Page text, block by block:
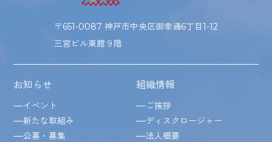
〒651-0087 神戸市中央区御幸通6丁目1-12
三宮ビル東館９階
お知らせ
イベント
新たな取組み
公募・募集
組織情報
ご挨拶
ディスクロージャー
法人概要